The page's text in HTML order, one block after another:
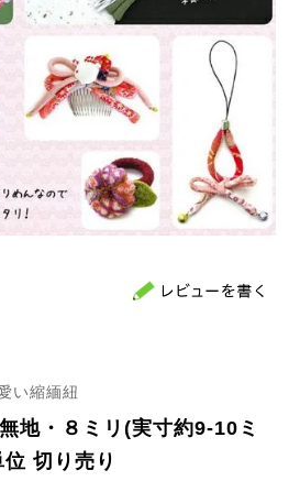
い縮緬紐
地・８ミリ(実寸約9-10ミ
切り売り